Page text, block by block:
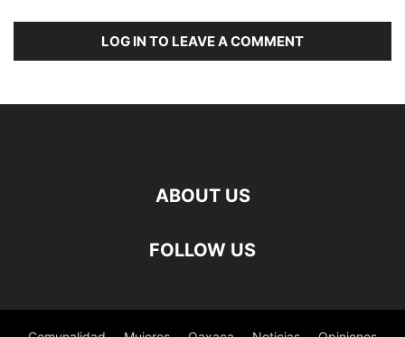
LOG IN TO LEAVE A COMMENT
ABOUT US
FOLLOW US